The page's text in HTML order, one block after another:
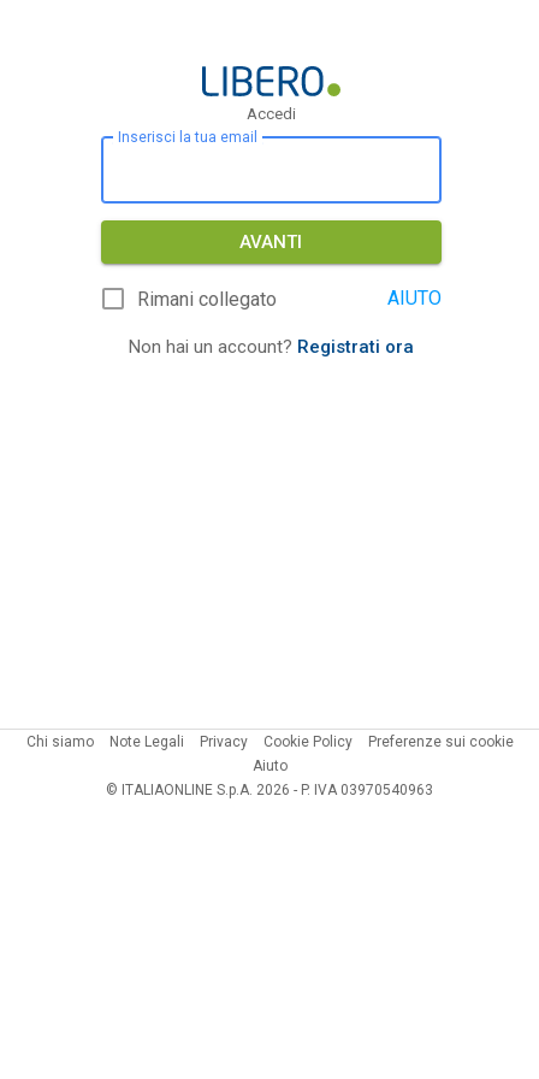
Accedi
Inserisci la tua email
AVANTI
Rimani collegato AIUTO
Non hai un account? Registrati ora
Chi siamo Note Legali Privacy Cookie Policy
Preferenze sui cookie
Aiuto
© ITALIAONLINE S.p.A. 2026 - P. IVA 03970540963